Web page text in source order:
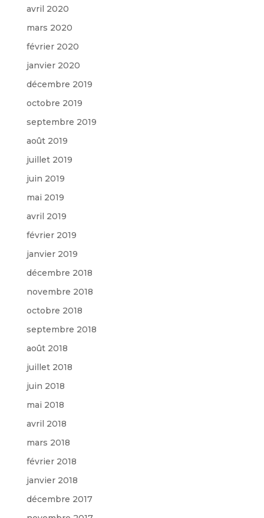
avril 2020
mars 2020
février 2020
janvier 2020
décembre 2019
octobre 2019
septembre 2019
août 2019
juillet 2019
juin 2019
mai 2019
avril 2019
février 2019
janvier 2019
décembre 2018
novembre 2018
octobre 2018
septembre 2018
août 2018
juillet 2018
juin 2018
mai 2018
avril 2018
mars 2018
février 2018
janvier 2018
décembre 2017